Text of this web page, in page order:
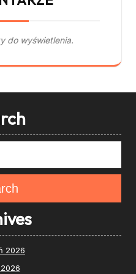
do wyświetlenia.
2026